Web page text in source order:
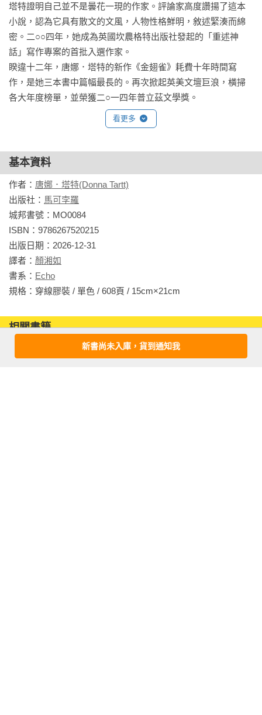
彷彿一切從未發生過。然而，就許多方面而言，這似乎又是夏
蘿特一生中唯一真實的事。
【本書特色】
唐娜‧塔特以大師級的寫作功力帶來這部不同凡響的懸疑之
書中角色血肉飽滿，卻因一場意外而讓內裡撲朔迷離，
家族的愛恨糾葛，成長的蒼白困頓，無解的消耗碰撞……
無情而精確地清算了世界的真貌，並透過幼童感知上的明豔色
彩與不可能加以過濾，
娓娓道來仿若一把精準刀械，滿足你我對故事與生俱來的渴
求。
塔特證明自己並不是曇花一現的作家。評論家高度讚揚了這本
小說，認為它具有散文的文風，人物性格鮮明，敘述緊湊而綿
密。二○○四年，她成為英國坎農格特出版社發起的「重述神
話」寫作專案的首批入選作家。
睽違十二年，唐娜．塔特的新作《金翅雀》耗費十年時間寫
作，是她三本書中篇幅最長的。再次掀起英美文壇巨浪，橫掃
各大年度榜單，並榮獲二○一四年普立茲文學獎。
相關著作：《金翅雀(同名電影改編原著普立茲獎小說，上冊)》
《金翅雀（燙金木紋藏書箱獨家限量典藏版）》
看更多
基本資料
作者： 唐娜．塔特(Donna Tartt)
出版社： 馬可孛羅
城邦書號：MO0084
ISBN：9786267520215
出版日期：2026-12-31
譯者： 顏湘如
書系： Echo
規格：穿線膠裝 / 單色 / 608頁 / 15cm×21cm
相關書籍
同分類 同出版社
新書尚未入庫，貨到通知我